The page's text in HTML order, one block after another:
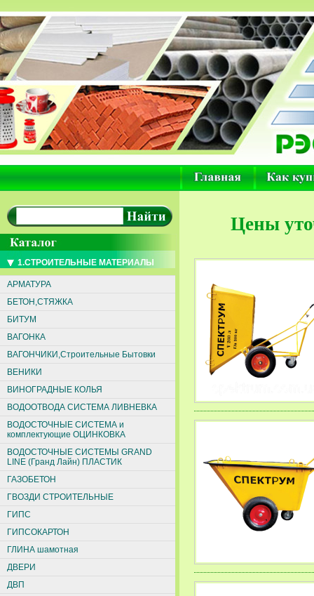
1.СТРОИТЕЛЬНЫЕ МАТЕРИАЛЫ
АРМАТУРА
БЕТОН,СТЯЖКА
БИТУМ
ВАГОНКА
ВАГОНЧИКИ,Строительные Бытовки
ВЕНИКИ
ВИНОГРАДНЫЕ КОЛЬЯ
ВОДООТВОДА СИСТЕМА ЛИВНЕВКА
ВОДОСТОЧНЫЕ СИСТЕМА и
комплектующие ОЦИНКОВКА
ВОДОСТОЧНЫЕ СИСТЕМЫ GRAND
LINE (Гранд Лайн) ПЛАСТИК
ГАЗОБЕТОН
ГВОЗДИ СТРОИТЕЛЬНЫЕ
ГИПС
ГИПСОКАРТОН
ГЛИНА шамотная
ДВЕРИ
ДВП
Цены